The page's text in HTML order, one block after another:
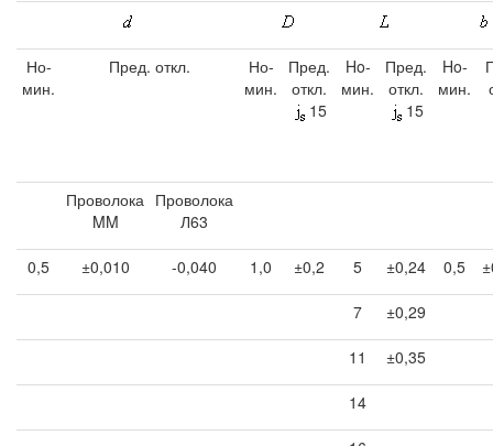
Но-
мин.
Пред. откл.
Но-
мин.
Пред.
откл.
15
Ho-
мин.
Пред.
откл.
15
Ho-
мин.
Проволока
MM
Проволока
Л63
0,5 ±0,010 -0,040 1,0 ±0,2 5 ±0,24 0,5
7 ±0,29
11 ±0,35
14